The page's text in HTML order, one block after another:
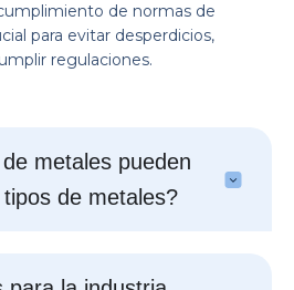
de normas de
para evitar desperdicios,
regulaciones.
metales pueden
de metales?